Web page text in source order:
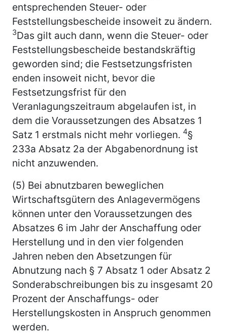
entsprechenden Steuer- oder
Feststellungsbescheide insoweit zu ändern.
3Das gilt auch dann, wenn die Steuer- oder
Feststellungsbescheide bestandskräftig
geworden sind; die Festsetzungsfristen
enden insoweit nicht, bevor die
Festsetzungsfrist für den
Veranlagungszeitraum abgelaufen ist, in
dem die Voraussetzungen des Absatzes 1
Satz 1 erstmals nicht mehr vorliegen. 4§
233a Absatz 2a der Abgabenordnung ist
nicht anzuwenden.
(5) Bei abnutzbaren beweglichen
Wirtschaftsgütern des Anlagevermögens
können unter den Voraussetzungen des
Absatzes 6 im Jahr der Anschaffung oder
Herstellung und in den vier folgenden
Jahren neben den Absetzungen für
Abnutzung nach § 7 Absatz 1 oder Absatz 2
Sonderabschreibungen bis zu insgesamt 20
Prozent der Anschaffungs- oder
Herstellungskosten in Anspruch genommen
werden.